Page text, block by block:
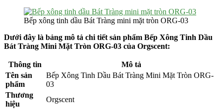
Bếp xông tinh dầu Bát Tràng mini mặt tròn ORG-03
Dưới đây là bảng mô tả chi tiết sản phẩm Bếp Xông Tinh Dầu
Bát Tràng Mini Mặt Tròn ORG-03 của Orgscent:
Thông tin
Mô tả
Tên sản
phẩm
Bếp Xông Tinh Dầu Bát Tràng Mini Mặt Tròn ORG-
03
Thương
hiệu
Orgscent